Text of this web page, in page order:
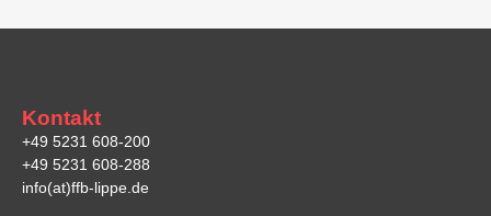
Kontakt
+49 5231 608-200
+49 5231 608-288
info(at)ffb-lippe.de